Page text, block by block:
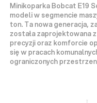
Minikoparka Bobcat E19
modeli w segmencie
ton. Ta nowa generacja,
została zaprojektowana
precyzji oraz komforcie
się w pracach
ograniczonych